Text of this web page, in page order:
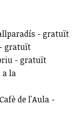
- gratuït
- gratuït
- gratuït
a la
Cafè de l'Aula -